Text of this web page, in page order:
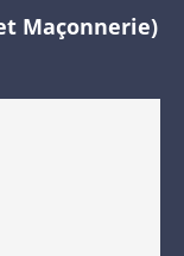
Maçonnerie)